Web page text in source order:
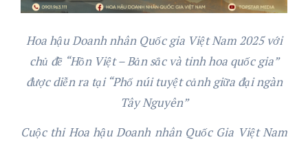
Hoa hậu Doanh nhân Quốc gia Việt Nam 2025 với
chủ đề “Hồn Việt – Bản sắc và tinh hoa quốc gia”
được diễn ra tại “Phố núi tuyệt cảnh giữa đại ngàn
Tây Nguyên”
Cuộc thi Hoa hậu Doanh nhân Quốc Gia Việt Nam